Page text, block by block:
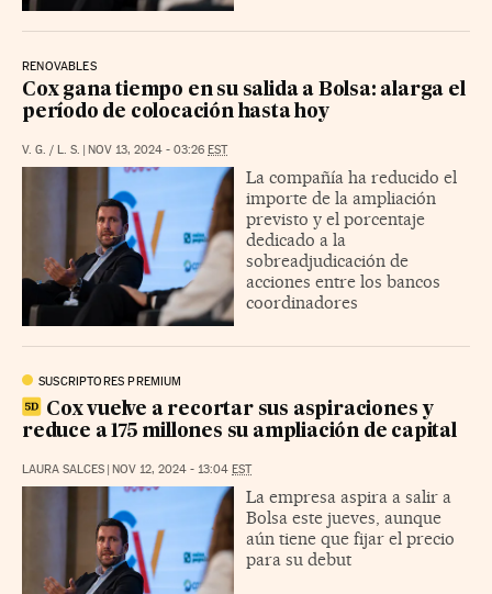
RENOVABLES
Cox gana tiempo en su salida a Bolsa: alarga el
período de colocación hasta hoy
V. G. / L. S. NOV 13, 2024 - 03:26 EST
La compañía ha reducido el
importe de la ampliación
previsto y el porcentaje
dedicado a la
sobreadjudicación de
acciones entre los bancos
coordinadores
SUSCRIPTORES PREMIUM
Cox vuelve a recortar sus aspiraciones y
reduce a 175 millones su ampliación de capital
LAURA SALCES NOV 12, 2024 - 13:04 EST
La empresa aspira a salir a
Bolsa este jueves, aunque
aún tiene que fijar el precio
para su debut